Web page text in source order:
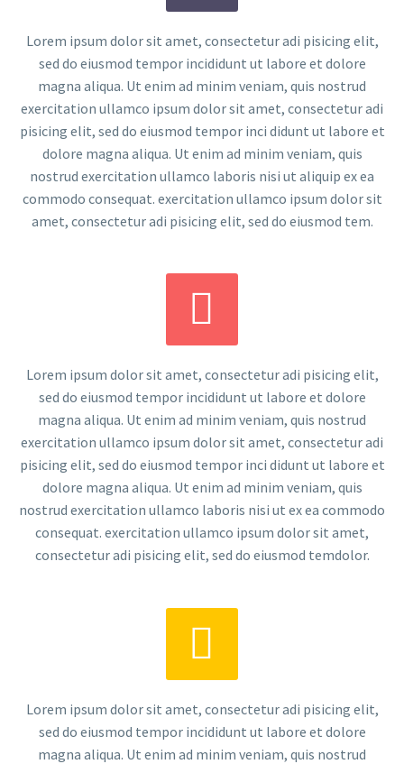
Lorem ipsum dolor sit amet, consectetur adi pisicing elit,
sed do eiusmod tempor incididunt ut labore et dolore
magna aliqua. Ut enim ad minim veniam, quis nostrud
exercitation ullamco ipsum dolor sit amet, consectetur adi
pisicing elit, sed do eiusmod tempor inci didunt ut labore et
dolore magna aliqua. Ut enim ad minim veniam, quis
nostrud exercitation ullamco laboris nisi ut aliquip ex ea
commodo consequat. exercitation ullamco ipsum dolor sit
amet, consectetur adi pisicing elit, sed do eiusmod tem.


Lorem ipsum dolor sit amet, consectetur adi pisicing elit,
sed do eiusmod tempor incididunt ut labore et dolore
magna aliqua. Ut enim ad minim veniam, quis nostrud
exercitation ullamco ipsum dolor sit amet, consectetur adi
pisicing elit, sed do eiusmod tempor inci didunt ut labore et
dolore magna aliqua. Ut enim ad minim veniam, quis
nostrud exercitation ullamco laboris nisi ut ex ea commodo
consequat. exercitation ullamco ipsum dolor sit amet,
consectetur adi pisicing elit, sed do eiusmod temdolor.


Lorem ipsum dolor sit amet, consectetur adi pisicing elit,
sed do eiusmod tempor incididunt ut labore et dolore
magna aliqua. Ut enim ad minim veniam, quis nostrud